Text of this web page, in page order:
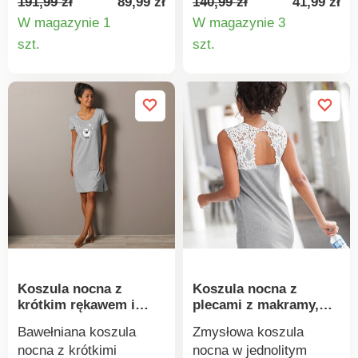
Wygodny krój, łatwe
zakładanie. Sznurek i
pompony przy dekolcie.
ręce. Duża kieszeń z
przodu. Zaokrąglony dół.
Można prać w pralce.
W magazynie 1
szt.
lamówką wzdłuż
zapięcia na guziki -
efektowna koszula
będziesz się dobrze
czuć. Długość ok. 100
cm.
W magazynie 3
szt.
Koszula nocna z
krótkim rękawem i
Bawełniana koszula
nocna z krótkimi
Koszula nocna z
plecami z makramy,
Zmysłowa koszula
nocna w jednolitym